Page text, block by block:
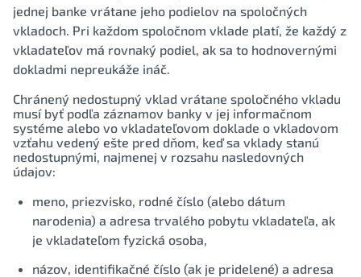
jednej banke vrátane jeho podielov na spoločných
vkladoch. Pri každom spoločnom vklade platí, že každý z
vkladateľov má rovnaký podiel, ak sa to hodnovernými
dokladmi nepreukáže ináč.
Chránený nedostupný vklad vrátane spoločného vkladu
musí byť podľa záznamov banky v jej informačnom
systéme alebo vo vkladateľovom doklade o vkladovom
vzťahu vedený ešte pred dňom, keď sa vklady stanú
nedostupnými, najmenej v rozsahu nasledovných
údajov:
meno, priezvisko, rodné číslo (alebo dátum
narodenia) a adresa trvalého pobytu vkladateľa, ak
je vkladateľom fyzická osoba,
názov, identifikačné číslo (ak je pridelené) a adresa